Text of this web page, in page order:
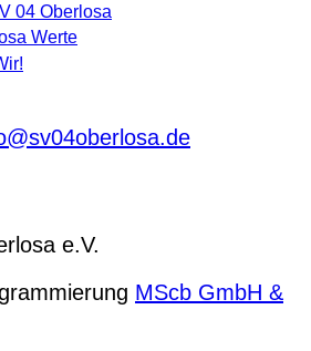
04 Oberlosa
Werte
e.V.
MScb GmbH &